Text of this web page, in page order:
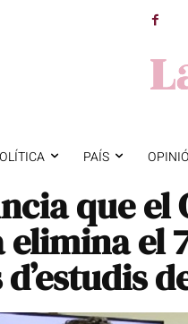
PAÍS OPINIÓ
que el
elimina el